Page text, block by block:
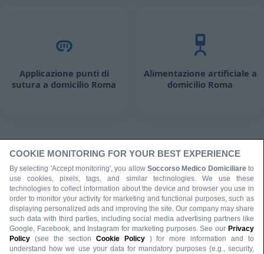
Applicazione punti di
sutura a domicilio Roma
Alimentazione artificiale a
domicilio Roma
COOKIE MONITORING FOR YOUR BEST EXPERIENCE
By selecting 'Accept monitoring', you allow Soccorso Medico Domiciliare to
use cookies, pixels, tags, and similar technologies. We use these
technologies to collect information about the device and browser you use in
order to monitor your activity for marketing and functional purposes, such as
displaying personalized ads and improving the site. Our company may share
such data with third parties, including social media advertising partners like
Google, Facebook, and Instagram for marketing purposes. See our Privacy
Policy (see the section Cookie Policy
) for more information and to
understand how we use your data for mandatory purposes (e.g., security,